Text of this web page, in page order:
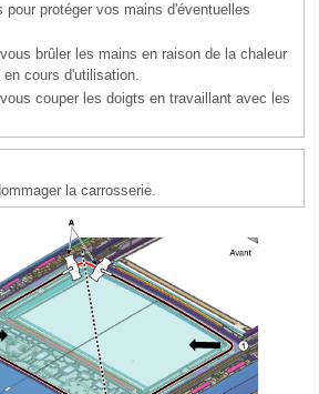
pour protéger vos mains d'éventuelles
brûler les mains en raison de la chaleur
cours d'utilisation.
couper les doigts en travaillant avec les
la carrosserie.